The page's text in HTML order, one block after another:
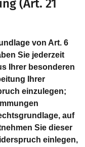
(Art. 21
von Art. 6
Sie jederzeit
Ihrer besonderen
Ihrer
einzulegen;
auf
Sie dieser
einlegen,